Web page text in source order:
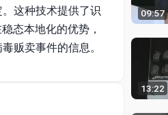
这种技术提供了识
态本地化的优势，
贩卖事件的信息。
09:57
13:22